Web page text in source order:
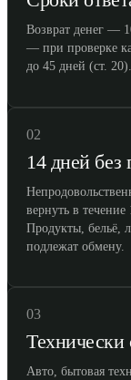
Возврат денег —
— при проверке
до 45 дней (ст.
02
14 дней
вернуть в
Продукты, бельё,
подлежат обмену.
03
Авто, бытовая